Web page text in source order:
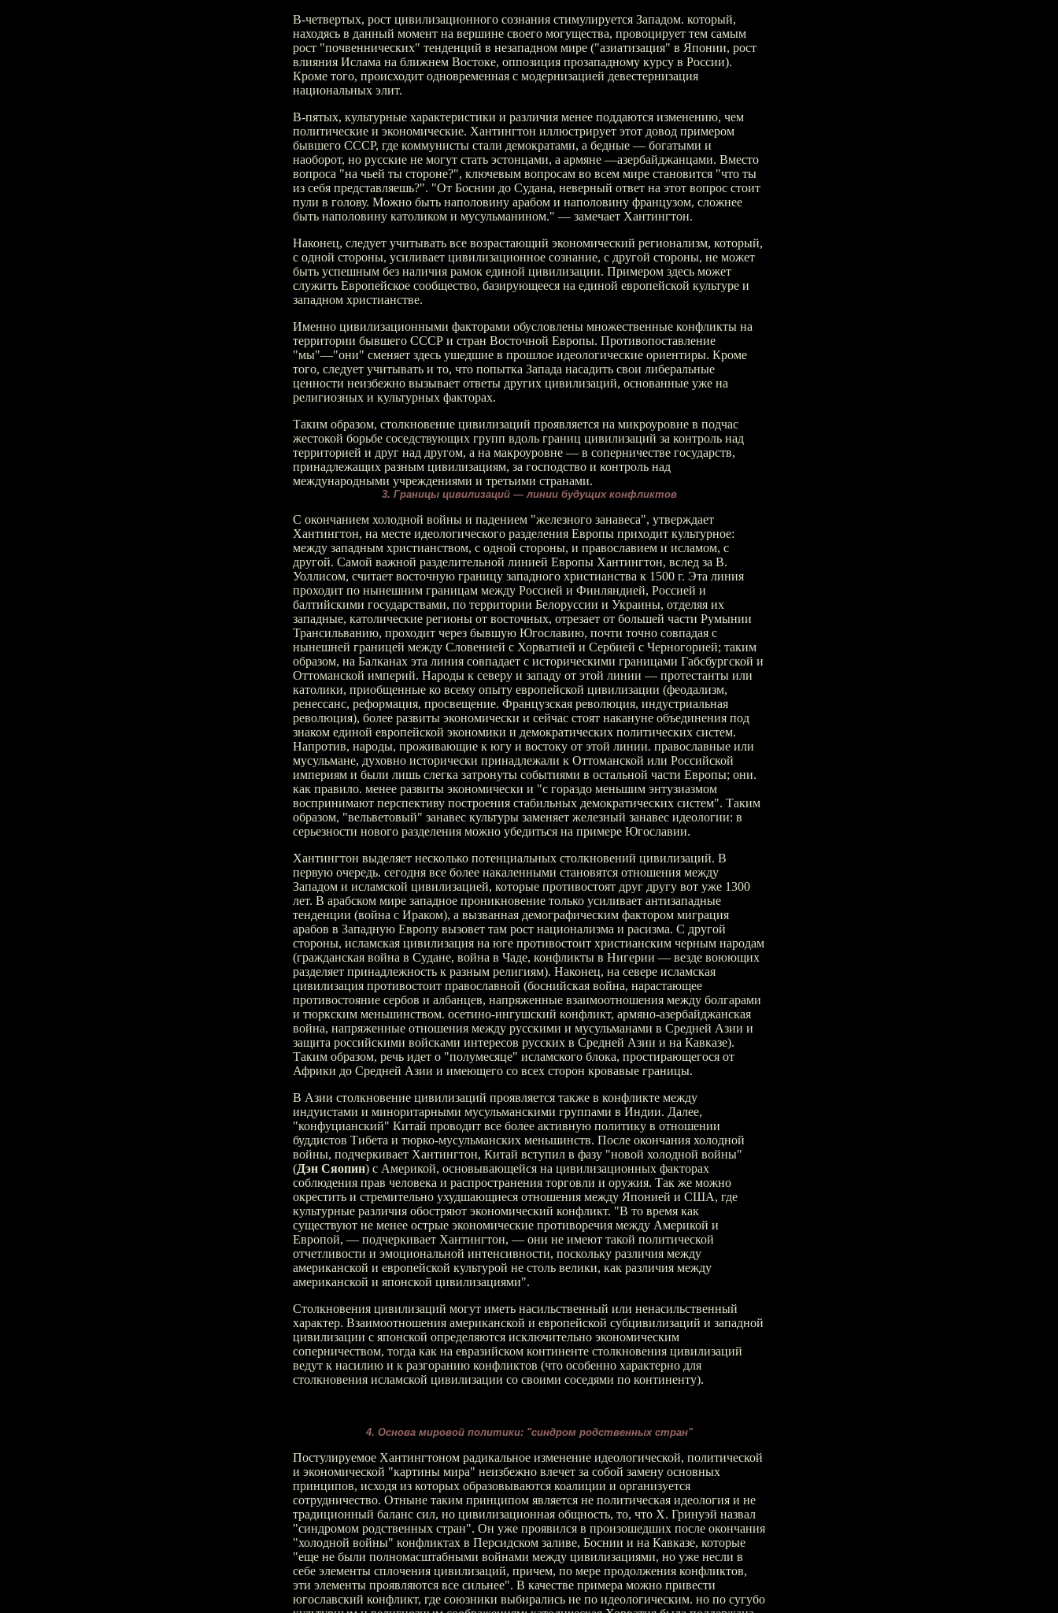
В-четвертых, рост цивилизационного сознания стимулируется Западом. который,
находясь в данный момент на вершине своего могущества, провоцирует тем самым
рост "почвеннических" тенденций в незападном мире ("азиатизация" в Японии, рост
влияния Ислама на ближнем Востоке, оппозиция прозападному курсу в России).
Кроме того, происходит одновременная с модернизацией девестернизация
национальных элит.
В-пятых, культурные характеристики и различия менее поддаются изменению, чем
политические и экономические. Хантингтон иллюстрирует этот довод примером
бывшего СССР, где коммунисты стали демократами, а бедные — богатыми и
наоборот, но русские не могут стать эстонцами, а армяне —азербайджанцами. Вместо
вопроса "на чьей ты стороне?", ключевым вопросам во всем мире становится "что ты
из себя представляешь?". "От Боснии до Судана, неверный ответ на этот вопрос стоит
пули в голову. Можно быть наполовину арабом и наполовину французом, сложнее
быть наполовину католиком и мусульманином." — замечает Хантингтон.
Наконец, следует учитывать все возрастающий экономический регионализм, который,
с одной стороны, усиливает цивилизационное сознание, с другой стороны, не может
быть успешным без наличия рамок единой цивилизации. Примером здесь может
служить Европейское сообщество, базирующееся на единой европейской культуре и
западном христианстве.
Именно цивилизационными факторами обусловлены множественные конфликты на
территории бывшего СССР и стран Восточной Европы. Противопоставление
"мы"—"они" сменяет здесь ушедшие в прошлое идеологические ориентиры. Кроме
того, следует учитывать и то, что попытка Запада насадить свои либеральные
ценности неизбежно вызывает ответы других цивилизаций, основанные уже на
религиозных и культурных факторах.
Таким образом, столкновение цивилизаций проявляется на микроуровне в подчас
жестокой борьбе соседствующих групп вдоль границ цивилизаций за контроль над
территорией и друг над другом, а на макроуровне — в соперничестве государств,
принадлежащих разным цивилизациям, за господство и контроль над
международными учреждениями и третьими странами.
3. Границы цивилизаций — линии будущих конфликтов
С окончанием холодной войны и падением "железного занавеса", утверждает
Хантингтон, на месте идеологического разделения Европы приходит культурное:
между западным христианством, с одной стороны, и православием и исламом, с
другой. Самой важной разделительной линией Европы Хантингтон, вслед за В.
Уоллисом, считает восточную границу западного христианства к 1500 г. Эта линия
проходит по нынешним границам между Россией и Финляндией, Россией и
балтийскими государствами, по территории Белоруссии и Украины, отделяя их
западные, католические регионы от восточных, отрезает от большей части Румынии
Трансильванию, проходит через бывшую Югославию, почти точно совпадая с
нынешней границей между Словенией с Хорватией и Сербией с Черногорией; таким
образом, на Балканах эта линия совпадает с историческими границами Габсбургской и
Оттоманской империй. Народы к северу и западу от этой линии — протестанты или
католики, приобщенные ко всему опыту европейской цивилизации (феодализм,
ренессанс, реформация, просвещение. Французская революция, индустриальная
революция), более развиты экономически и сейчас стоят накануне объединения под
знаком единой европейской экономики и демократических политических систем.
Напротив, народы, проживающие к югу и востоку от этой линии. православные или
мусульмане, духовно исторически принадлежали к Оттоманской или Российской
империям и были лишь слегка затронуты событиями в остальной части Европы; они.
как правило. менее развиты экономически и "с гораздо меньшим энтузиазмом
воспринимают перспективу построения стабильных демократических систем". Таким
образом, "вельветовый" занавес культуры заменяет железный занавес идеологии: в
серьезности нового разделения можно убедиться на примере Югославии.
Хантингтон выделяет несколько потенциальных столкновений цивилизаций. В
первую очередь. сегодня все более накаленными становятся отношения между
Западом и исламской цивилизацией, которые противостоят друг другу вот уже 1300
лет. В арабском мире западное проникновение только усиливает антизападные
тенденции (война с Ираком), а вызванная демографическим фактором миграция
арабов в Западную Европу вызовет там рост национализма и расизма. С другой
стороны, исламская цивилизация на юге противостоит христианским черным народам
(гражданская война в Судане, война в Чаде, конфликты в Нигерии — везде воюющих
разделяет принадлежность к разным религиям). Наконец, на севере исламская
цивилизация противостоит православной (боснийская война, нарастающее
противостояние сербов и албанцев, напряженные взаимоотношения между болгарами
и тюркским меньшинством. осетино-ингушский конфликт, армяно-азербайджанская
война, напряженные отношения между русскими и мусульманами в Средней Азии и
защита российскими войсками интересов русских в Средней Азии и на Кавказе).
Таким образом, речь идет о "полумесяце" исламского блока, простирающегося от
Африки до Средней Азии и имеющего со всех сторон кровавые границы.
В Азии столкновение цивилизаций проявляется также в конфликте между
индуистами и миноритарными мусульманскими группами в Индии. Далее,
"конфуцианский" Китай проводит все более активную политику в отношении
буддистов Тибета и тюрко-мусульманских меньшинств. После окончания холодной
войны, подчеркивает Хантингтон, Китай вступил в фазу "новой холодной войны"
(Дэн Сяопин) с Америкой, основывающейся на цивилизационных факторах
соблюдения прав человека и распространения торговли и оружия. Так же можно
окрестить и стремительно ухудшающиеся отношения между Японией и США, где
культурные различия обостряют экономический конфликт. "В то время как
существуют не менее острые экономические противоречия между Америкой и
Европой, — подчеркивает Хантингтон, — они не имеют такой политической
отчетливости и эмоциональной интенсивности, поскольку различия между
американской и европейской культурой не столь велики, как различия между
американской и японской цивилизациями".
Столкновения цивилизаций могут иметь насильственный или ненасильственный
характер. Взаимоотношения американской и европейской субцивилизаций и западной
цивилизации с японской определяются исключительно экономическим
соперничеством, тогда как на евразийском континенте столкновения цивилизаций
ведут к насилию и к разгоранию конфликтов (что особенно характерно для
столкновения исламской цивилизации со своими соседями по континенту).
4. Основа мировой политики: "синдром родственных стран"
Постулируемое Хантингтоном радикальное изменение идеологической, политической
и экономической "картины мира" неизбежно влечет за собой замену основных
принципов, исходя из которых образовываются коалиции и организуется
сотрудничество. Отныне таким принципом является не политическая идеология и не
традиционный баланс сил, но цивилизационная общность, то, что Х. Гринуэй назвал
"синдромом родственных стран". Он уже проявился в произошедших после окончания
"холодной войны" конфликтах в Персидском заливе, Боснии и на Кавказе, которые
"еще не были полномасштабными войнами между цивилизациями, но уже несли в
себе элементы сплочения цивилизаций, причем, по мере продолжения конфликтов,
эти элементы проявляются все сильнее". В качестве примера можно привести
югославский конфликт, где союзники выбирались не по идеологическим. но по сугубо